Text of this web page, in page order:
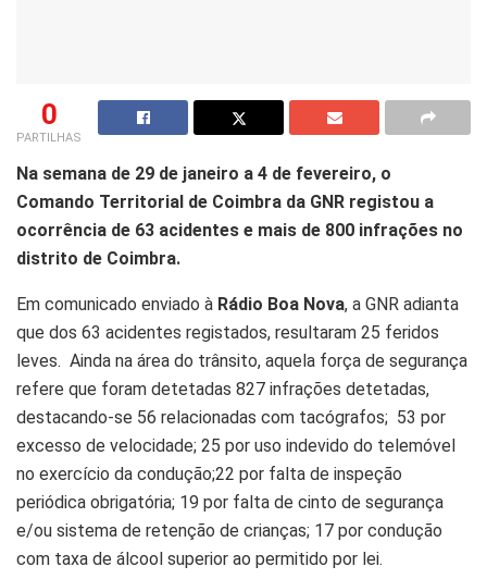
0
PARTILHAS
Na semana de 29 de janeiro a 4 de fevereiro, o
Comando Territorial de Coimbra da GNR registou a
ocorrência de 63 acidentes e mais de 800 infrações no
distrito de Coimbra.
Em comunicado enviado à Rádio Boa Nova, a GNR adianta
que dos 63 acidentes registados, resultaram 25 feridos
leves. Ainda na área do trânsito, aquela força de segurança
refere que foram detetadas 827 infrações detetadas,
destacando-se 56 relacionadas com tacógrafos; 53 por
excesso de velocidade; 25 por uso indevido do telemóvel
no exercício da condução;22 por falta de inspeção
periódica obrigatória; 19 por falta de cinto de segurança
e/ou sistema de retenção de crianças; 17 por condução
com taxa de álcool superior ao permitido por lei.